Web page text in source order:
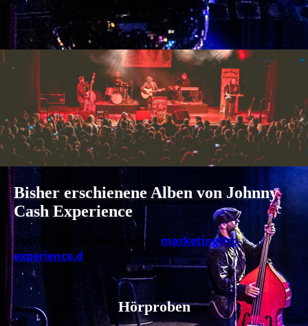
Bisher erschienene Alben von Johnny
Cash Experience
Bestellung der Tonträger marketing@jc-
experience.d
Hörproben